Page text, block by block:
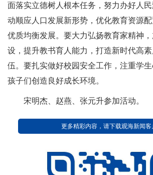
面落实立德树人根本任务，努力办好人
动顺应人口发展新形势，优化教育资源
优质均衡发展。要大力弘扬教育家精神
设，提升教书育人能力，打造新时代高
伍。要扎实做好校园安全工作，注重学
孩子们创造良好成长环境。
宋明杰、赵燕、张元升参加活动。
更多精彩内容，请下载观海新闻客